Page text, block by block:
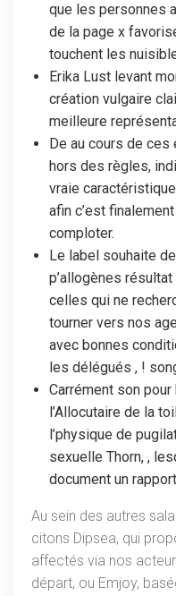
que les personnes
de la page x
touchent les
Erika Lust levant
création vulgaire
meilleure
De au cours de
hors des règles,
vraie
afin c’est
comploter.
Le label souhaite
p’allogènes
celles qui ne
tourner vers nos
avec bonnes
les délégués , !
Carrément son
l’Allocutaire de la
l’physique de
sexuelle Thorn, ,
document un
Au sein des autres
citons Dipsea, qui
affectés via nos
départ, ou Emjoy,